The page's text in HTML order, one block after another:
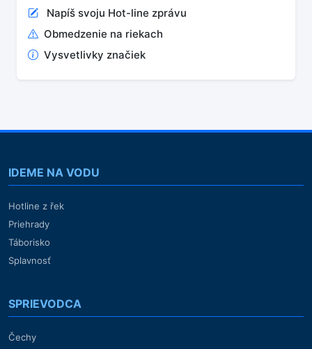
Napíš svoju Hot-line zprávu
Obmedzenie na riekach
Vysvetlivky značiek
IDEME NA VODU
Hotline z řek
Priehrady
Táborisko
Splavnosť
SPRIEVODCA
Čechy